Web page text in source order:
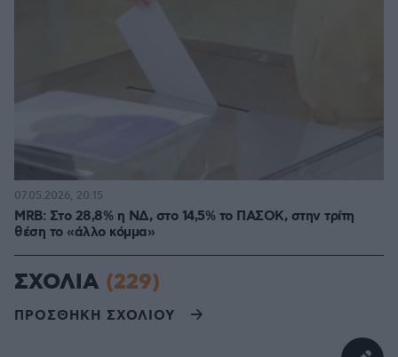
MRB: Στο 28,8% η ΝΔ, στο 14,5% το ΠΑΣΟΚ, στην τρίτη
θέση το «άλλο κόμμα»
07.05.2026, 20:15
ΣΧΟΛΙΑ (229)
ΠΡΟΣΘΗΚΗ ΣΧΟΛΙΟΥ